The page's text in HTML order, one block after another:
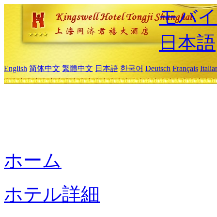
モバ
日本語
English 简体中文 繁體中文 日本語 한국어 Deutsch Français
ホーム
ホテル詳細